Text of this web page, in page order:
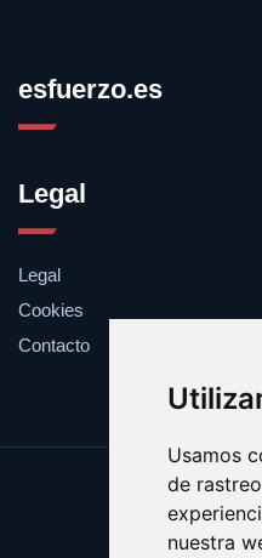
Usamos
de
nuestra
esfuerzo.es
Legal
Legal
Cookies
Contacto
Update
Copyright ©